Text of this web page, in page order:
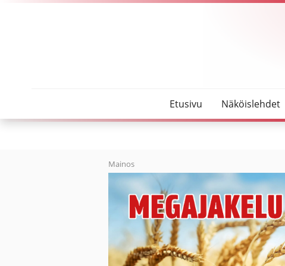
Etusivu Näköislehdet
Mainos